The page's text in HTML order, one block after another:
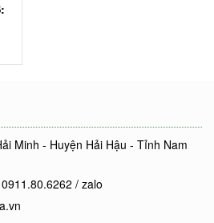
Minh - Huyện Hải Hậu - Tỉnh Nam
/ zalo